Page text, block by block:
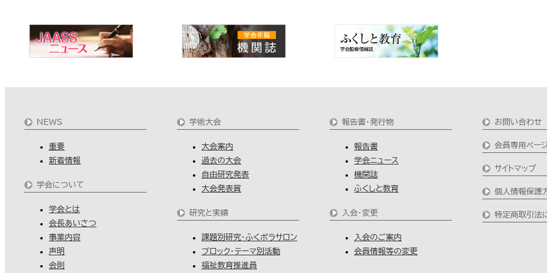
NEWS
重要
新着情報
学会について
学会とは
会長あいさつ
事業内容
声明
会則
学術大会
大会案内
過去の大会
自由研究発表
大会発表賞
研究と実績
課題別研究・ふくボラサロン
ブロック・テーマ別活動
福祉教育推進員
報告書・発行物
報告書
学会ニュース
機関誌
ふくしと教育
入会・変更
入会のご案内
会員情報等の変更
お問い合わせ
会員専用ページ
サイトマップ
個人情報保護
特定商取引法